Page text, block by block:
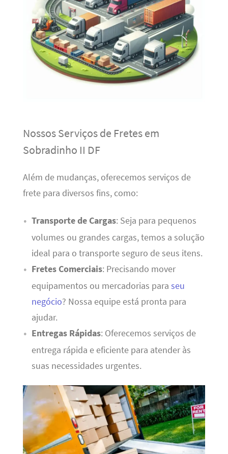
Nossos Serviços de Fretes em
Sobradinho II DF
Além de mudanças, oferecemos serviços de
frete para diversos fins, como:
Transporte de Cargas: Seja para pequenos
volumes ou grandes cargas, temos a solução
ideal para o transporte seguro de seus itens.
Fretes Comerciais: Precisando mover
equipamentos ou mercadorias para seu
negócio? Nossa equipe está pronta para
ajudar.
Entregas Rápidas: Oferecemos serviços de
entrega rápida e eficiente para atender às
suas necessidades urgentes.